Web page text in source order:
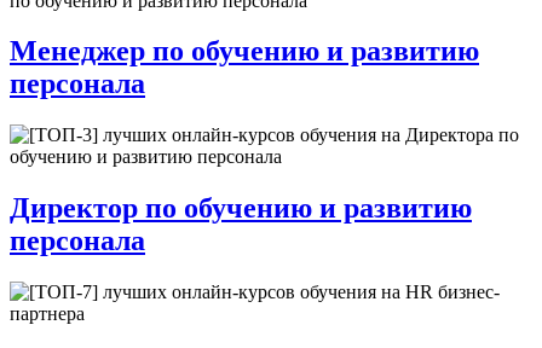
Менеджер по обучению и развитию
персонала
Директор по обучению и развитию
персонала